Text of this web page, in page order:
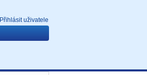
Přihlásit uživatele